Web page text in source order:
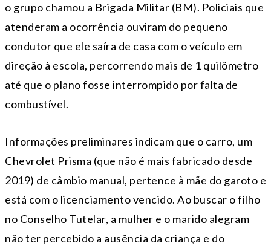
o grupo chamou a Brigada Militar (BM). Policiais que
atenderam a ocorrência ouviram do pequeno
condutor que ele saíra de casa com o veículo em
direção à escola, percorrendo mais de 1 quilômetro
até que o plano fosse interrompido por falta de
combustível.
Informações preliminares indicam que o carro, um
Chevrolet Prisma (que não é mais fabricado desde
2019) de câmbio manual, pertence à mãe do garoto e
está com o licenciamento vencido. Ao buscar o filho
no Conselho Tutelar, a mulher e o marido alegram
não ter percebido a ausência da criança e do